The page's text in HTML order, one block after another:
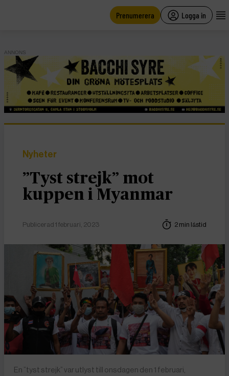
Prenumerera Logga in
ANNONS
Nyheter
”Tyst strejk” mot
kuppen i Myanmar
Publicerad 1 februari, 2023 2 min lästid
En ”tyst strejk” var utlyst till onsdagen den 1 februari,